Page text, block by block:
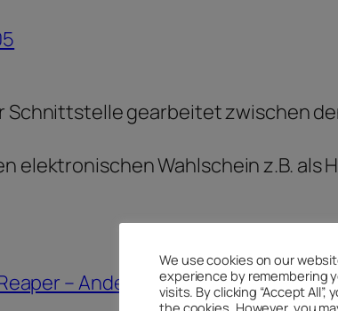
Schnittstelle gearbeitet zwischen
elektronischen Wahlschein z.B. als
– Andersmensch
We use cookies on our
experience by remembering
visits. By clicking “Accept
the cookies. However, you